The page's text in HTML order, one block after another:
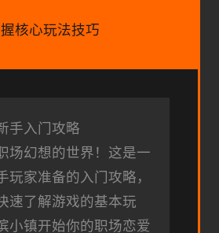
核心玩法技巧
手入门攻略
场幻想的世界！这是一
玩家准备的入门攻略，
速了解游戏的基本玩
小镇开始你的职场恋爱